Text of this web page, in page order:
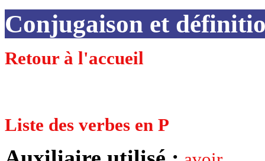
Conjugaison et
Retour à l'accueil
Liste des verbes en P